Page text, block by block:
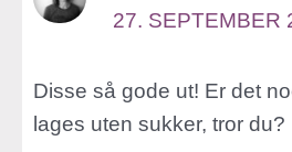
27. SEPTEMBER
Disse så gode ut! Er det
lages uten sukker, tror du?